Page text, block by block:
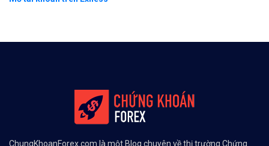
ChungKhoanForex.com là một Blog chuyên về thị trường Chứng